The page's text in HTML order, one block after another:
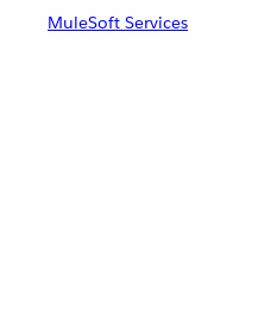
MuleSoft Services